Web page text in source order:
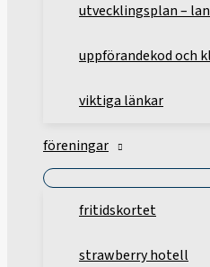
utvecklingsplan –
uppförandekod och
viktiga länkar
föreningar
fritidskortet
strawberry hotell